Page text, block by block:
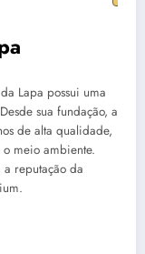
Lapa possui uma
sua fundação, a
de alta qualidade,
o meio ambiente.
a reputação da